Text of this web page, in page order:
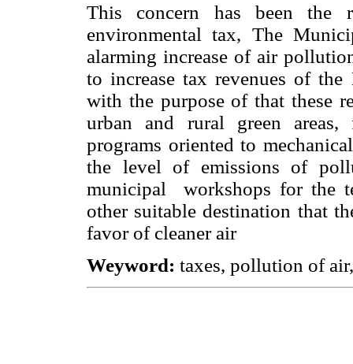
This concern has been the
environmental tax, The
alarming increase of air
to increase tax revenues of
with the purpose of that these
urban and rural green areas,
programs oriented to
the level of emissions of
municipal workshops for the
other suitable destination that
favor of cleaner air
Weyword: taxes, pollution of